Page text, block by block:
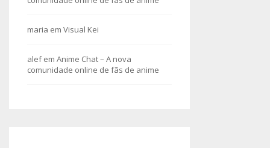
maria em Visual Kei
alefem Anime Chat – A nova
comunidade online de fãs de anime